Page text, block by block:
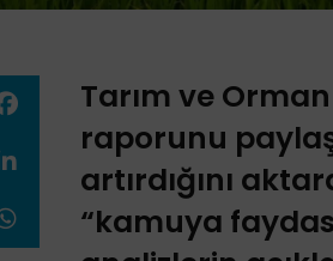
Tarım ve
raporunu
artırdığını
“kamuya